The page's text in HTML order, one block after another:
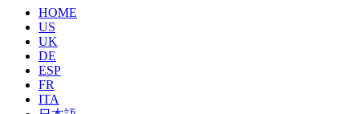
HOME
US
UK
DE
ESP
FR
ITA